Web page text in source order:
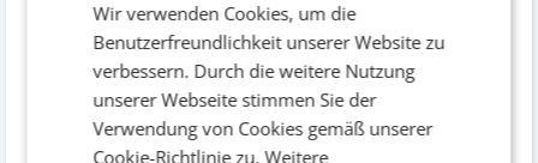
Wir verwenden Cookies, um die
Benutzerfreundlichkeit unserer Website zu
verbessern. Durch die weitere Nutzung
unserer Webseite stimmen Sie der
Verwendung von Cookies gemäß unserer
Cookie-Richtlinie zu.Weitere